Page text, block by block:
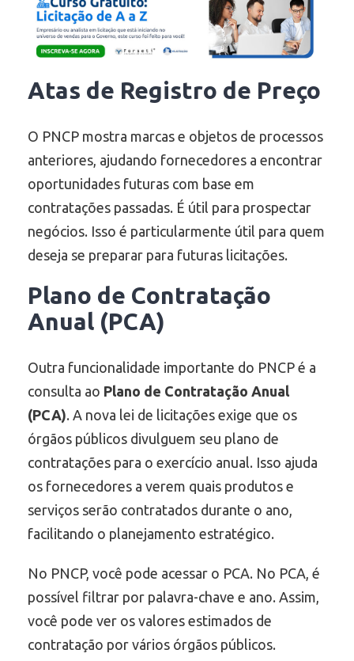
Atas de Registro de Preço
O PNCP mostra marcas e objetos de processos
anteriores, ajudando fornecedores a encontrar
oportunidades futuras com base em
contratações passadas. É útil para prospectar
negócios. Isso é particularmente útil para quem
deseja se preparar para futuras licitações.
Plano de Contratação
Anual (PCA)
Outra funcionalidade importante do PNCP é a
consulta ao Plano de Contratação Anual
(PCA). A nova lei de licitações exige que os
órgãos públicos divulguem seu plano de
contratações para o exercício anual. Isso ajuda
os fornecedores a verem quais produtos e
serviços serão contratados durante o ano,
facilitando o planejamento estratégico.
No PNCP, você pode acessar o PCA. No PCA, é
possível filtrar por palavra-chave e ano. Assim,
você pode ver os valores estimados de
contratação por vários órgãos públicos.